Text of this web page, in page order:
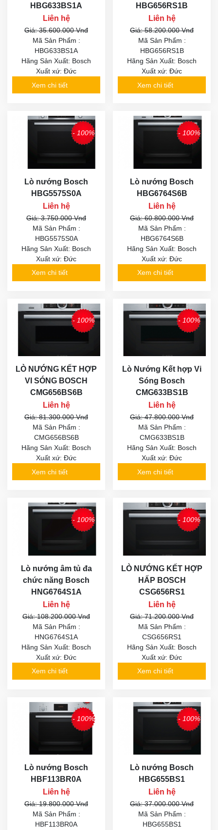
HBG633BS1A
Liên hệ
Giá: 35.600.000 Vnđ
Mã Sản Phẩm :
HBG633BS1A
Hãng Sản Xuất: Bosch
Xuất xứ: Đức
Xem chi tiết
HBG656RS1B
Liên hệ
Giá: 58.200.000 Vnđ
Mã Sản Phẩm :
HBG656RS1B
Hãng Sản Xuất: Bosch
Xuất xứ: Đức
Xem chi tiết
- 100%
Lò nướng Bosch
HBG5575S0A
Liên hệ
Giá: 3.750.000 Vnđ
Mã Sản Phẩm :
HBG5575S0A
Hãng Sản Xuất: Bosch
Xuất xứ: Đức
Xem chi tiết
- 100%
Lò nướng Bosch
HBG6764S6B
Liên hệ
Giá: 60.800.000 Vnđ
Mã Sản Phẩm :
HBG6764S6B
Hãng Sản Xuất: Bosch
Xuất xứ: Đức
Xem chi tiết
- 100%
LÒ NƯỚNG KẾT HỢP
VI SÓNG BOSCH
CMG656BS6B
Liên hệ
Giá: 81.300.000 Vnđ
Mã Sản Phẩm :
CMG656BS6B
Hãng Sản Xuất: Bosch
Xuất xứ: Đức
Xem chi tiết
- 100%
Lò Nướng Kết hợp Vi
Sóng Bosch
CMG633BS1B
Liên hệ
Giá: 47.800.000 Vnđ
Mã Sản Phẩm :
CMG633BS1B
Hãng Sản Xuất: Bosch
Xuất xứ: Đức
Xem chi tiết
- 100%
Lò nướng âm tủ đa
chức năng Bosch
HNG6764S1A
Liên hệ
Giá: 108.200.000 Vnđ
Mã Sản Phẩm :
HNG6764S1A
Hãng Sản Xuất: Bosch
Xuất xứ: Đức
Xem chi tiết
- 100%
LÒ NƯỚNG KẾT HỢP
HẤP BOSCH
CSG656RS1
Liên hệ
Giá: 71.200.000 Vnđ
Mã Sản Phẩm :
CSG656RS1
Hãng Sản Xuất: Bosch
Xuất xứ: Đức
Xem chi tiết
- 100%
Lò nướng Bosch
HBF113BR0A
Liên hệ
Giá: 19.800.000 Vnđ
Mã Sản Phẩm :
HBF113BR0A
- 100%
Lò nướng Bosch
HBG655BS1
Liên hệ
Giá: 37.000.000 Vnđ
Mã Sản Phẩm :
HBG655BS1